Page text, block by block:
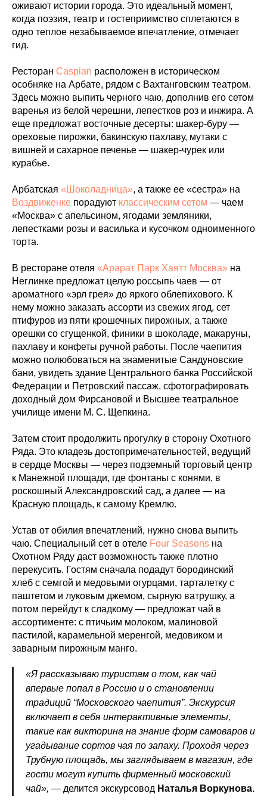
оживают истории города. Это идеальный момент,
когда поэзия, театр и гостеприимство сплетаются в
одно теплое незабываемое впечатление, отмечает
гид.
Ресторан Caspian расположен в историческом
особняке на Арбате, рядом с Вахтанговским театром.
Здесь можно выпить черного чаю, дополнив его сетом
варенья из белой черешни, лепестков роз и инжира. А
еще предложат восточные десерты: шакер-буру —
ореховые пирожки, бакинскую пахлаву, мутаки с
вишней и сахарное печенье — шакер-чурек или
курабье.
Арбатская «Шоколадница», а также ее «сестра» на
Воздвиженке порадуют классическим сетом — чаем
«Москва» с апельсином, ягодами земляники,
лепестками розы и василька и кусочком одноименного
торта.
В ресторане отеля «Арарат Парк Хаятт Москва» на
Неглинке предложат целую россыпь чаев — от
ароматного «эрл грея» до яркого облепихового. К
нему можно заказать ассорти из свежих ягод, сет
птифуров из пяти крошечных пирожных, а также
орешки со сгущенкой, финики в шоколаде, макаруны,
пахлаву и конфеты ручной работы. После чаепития
можно полюбоваться на знаменитые Сандуновские
бани, увидеть здание Центрального банка Российской
Федерации и Петровский пассаж, сфотографировать
доходный дом Фирсановой и Высшее театральное
училище имени М. С. Щепкина.
Затем стоит продолжить прогулку в сторону Охотного
Ряда. Это кладезь достопримечательностей, ведущий
в сердце Москвы — через подземный торговый центр
к Манежной площади, где фонтаны с конями, в
роскошный Александровский сад, а далее — на
Красную площадь, к самому Кремлю.
Устав от обилия впечатлений, нужно снова выпить
чаю. Специальный сет в отеле Four Seasons на
Охотном Ряду даст возможность также плотно
перекусить. Гостям сначала подадут бородинский
хлеб с семгой и медовыми огурцами, тарталетку с
паштетом и луковым джемом, сырную ватрушку, а
потом перейдут к сладкому — предложат чай в
ассортименте: с птичьим молоком, малиновой
пастилой, карамельной меренгой, медовиком и
заварным пирожным манго.
«Я рассказываю туристам о том, как чай
впервые попал в Россию и о становлении
традиций “Московского чаепития”. Экскурсия
включает в себя интерактивные элементы,
такие как викторина на знание форм самоваров и
угадывание сортов чая по запаху. Проходя через
Трубную площадь, мы заглядываем в магазин, где
гости могут купить фирменный московский
чай», — делится экскурсовод Наталья Воркунова.